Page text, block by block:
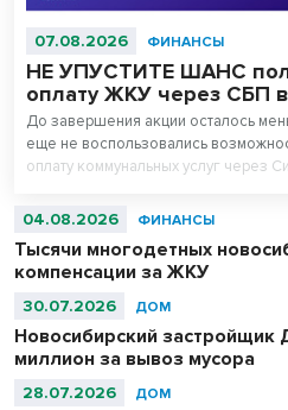
07.08.2026 ФИНАНСЫ
НЕ УПУСТИТЕ ШАНС
оплату ЖКУ через СБП
До завершения акции осталось
еще не воспользовались
оплату коммунальных услуг через
время это сделать.
04.08.2026 ФИНАНСЫ
Тысячи многодетных
компенсации за ЖКУ
30.07.2026 ДОМ
Новосибирский застройщик
миллион за вывоз мусора
28.07.2026 ДОМ